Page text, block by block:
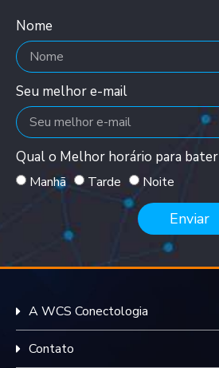
Nome
Seu melhor e-mail
Qual o Melhor horário para
Manhã Tarde Noite
Enviar
A WCS Conectologia
Contato